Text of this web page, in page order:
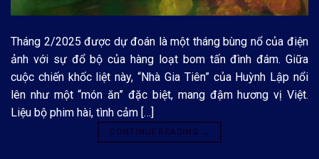
Tháng 2/2025 được dự đoán là một tháng bùng nổ của điện
ảnh với sự đổ bộ của hàng loạt bom tấn đình đám. Giữa
cuộc chiến khốc liệt này, “Nhà Gia Tiên” của Huỳnh Lập nổi
lên như một “món ăn” đặc biệt, mang đậm hương vị Việt.
Liệu bộ phim hài, tình cảm […]
CONTINUE READING →